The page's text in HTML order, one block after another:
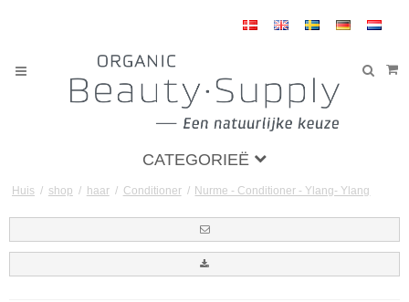
CATEGORIEË
Huis / shop / haar / Conditioner / Nurme - Conditioner - Ylang- Ylang